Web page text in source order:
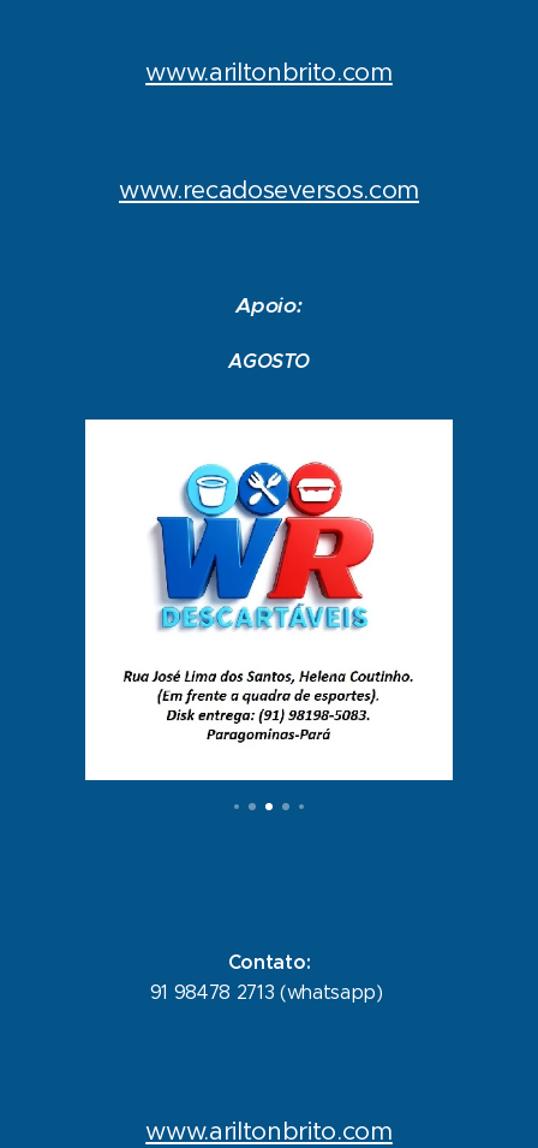
www.ariltonbrito.com
www.recadoseversos.com
Apoio:
AGOSTO
Contato:
91 98478 2713 (whatsapp)
www.ariltonbrito.com